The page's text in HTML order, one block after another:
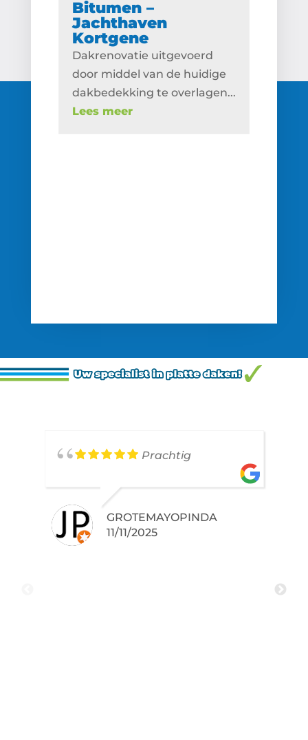
Bitumen –
Jachthaven
Kortgene
Dakrenovatie uitgevoerd
door middel van de huidige
dakbedekking te overlagen...
Lees meer
Prachtig
GROTEMAYOPINDA
11/11/2025